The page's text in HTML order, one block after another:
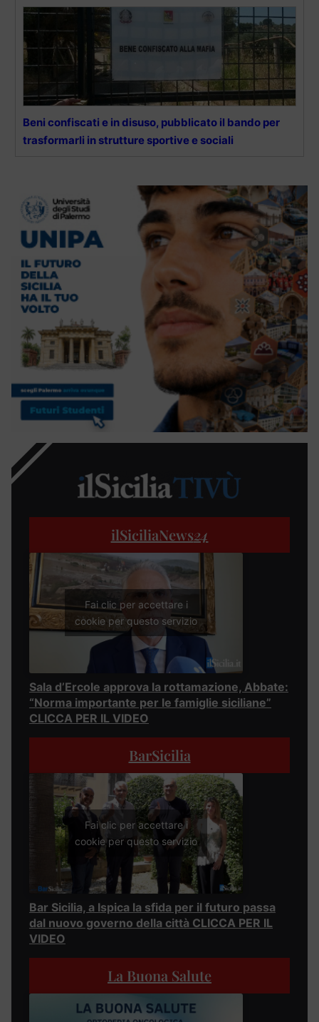
Beni confiscati e in disuso, pubblicato il bando per
trasformarli in strutture sportive e sociali
ilSiciliaNews24
Fai clic per accettare i
cookie per questo servizio
Sala d’Ercole approva la rottamazione, Abbate:
“Norma importante per le famiglie siciliane”
CLICCA PER IL VIDEO
BarSicilia
Fai clic per accettare i
cookie per questo servizio
Bar Sicilia, a Ispica la sfida per il futuro passa
dal nuovo governo della città CLICCA PER IL
VIDEO
La Buona Salute